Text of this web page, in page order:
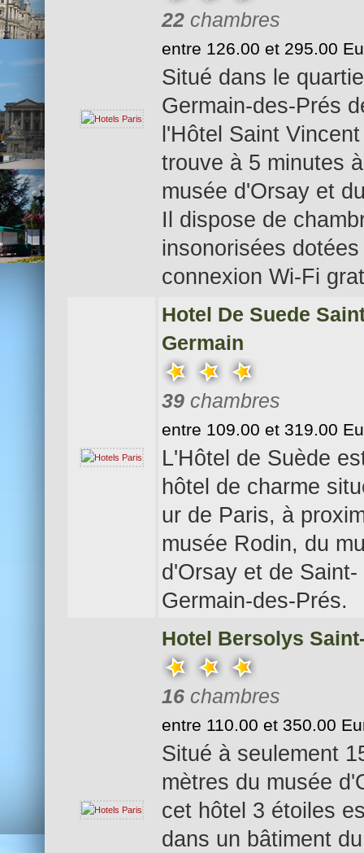
22 chambres
entre 126.00 et 295.00
Situé dans le
Germain-des-Prés
l'Hôtel Saint
trouve à 5 minutes
musée d'Orsay et
Il dispose de
insonorisées
connexion Wi-Fi
Hotel De Suede
Germain
39 chambres
entre 109.00 et 319.00
L'Hôtel de Suède
hôtel de charme
ur de Paris, à
musée Rodin, du
d'Orsay et de Saint-
Germain-des-Prés.
Hotel Bersolys
16 chambres
entre 110.00 et 350.00
Situé à seulement
mètres du musée
cet hôtel 3 étoiles
dans un bâtiment